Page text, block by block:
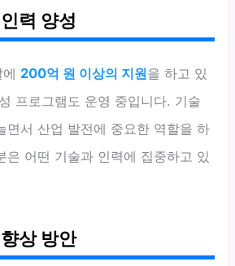
력 양성
200억 원 이상의 지원을 하고 있
프로그램도 운영 중입니다. 기술
면서 산업 발전에 중요한 역할을 하
은 어떤 기술과 인력에 집중하고 있
상 방안